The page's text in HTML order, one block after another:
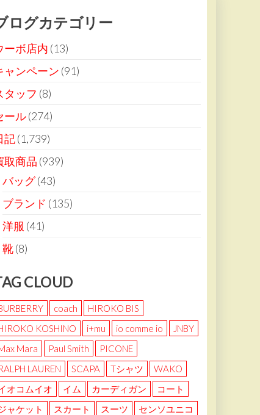
ログカテゴリー
ーボ店内 (13)
ャンペーン (91)
タッフ (8)
ール(274)
記(1,739)
取商品 (939)
バッグ(43)
ブランド (135)
洋服 (41)
靴(8)
CLOUD
coach
HIROKO BIS
KOSHINO
i+mu io comme io
JNBY
Mara
Paul Smith
PICONE
LAUREN
SCAPA Tシャツ
WAKO
オコムイオ
イム カーディガン
コート
ャケット
スカート スーツ
センソユニコ